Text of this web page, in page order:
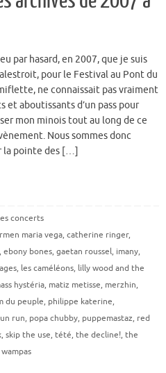
par hasard, en 2007, que je suis
pour le Festival au Pont du
ne connaissait pas vraiment
et aboutissants d’un pass pour
mon minois tout au long de ce
Nous sommes donc
la pointe des […]
concerts
maria vega, catherine ringer,
, ebony bones, gaetan roussel, imany,
, les caméléons, lilly wood and the
hystéria, matiz metisse, merzhin,
du peuple, philippe katerine,
run, popa chubby, puppemastaz, red
, skip the use, tété, the decline!, the
wampas